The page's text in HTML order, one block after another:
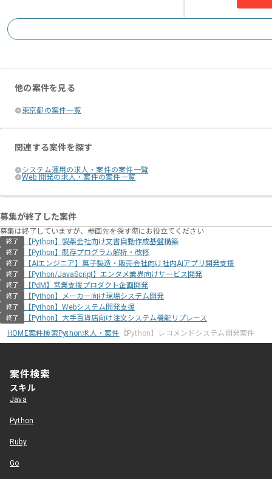
他の案件を見る
東京都の案件一覧
関連する案件を探す
システム運用の求人・案件の案件一覧
Web 開発の求人・案件の案件一覧
募集が終了した案件
募集は終了していますが、参画先を探す際にお役立てください
終了 【Python】製薬会社向け文書自動作成基盤構築
終了 【Python】既存プログラム解析・改修
終了 【AIエンジニア】菓子製造・販売会社向け社内AIアプリ開発支援
終了 【Python/JavaScript】エンタメ業界向けサービス開発
終了 【PdM】営業支援プロダクト企画開発
終了 【Python】メーカー向け現場システム開発
終了 【Python】Webシステム開発支援
終了
【Python】大手百貨店向け注文システム機能リプレース
HOME案件検索Python求人・案件 【Python】レコメンドシステム開発案件
案件検索
スキル
Java
Python
Ruby
Go